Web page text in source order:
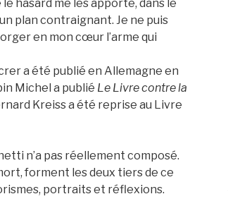
hasard me les apporte, dans le
plan contraignant. Je ne puis
en mon cœur l’arme qui
a été publié en Allemagne en
Michel a publié Le Livre contre la
Kreiss a été reprise au Livre
n’a pas réellement composé.
forment les deux tiers de ce
portraits et réflexions.